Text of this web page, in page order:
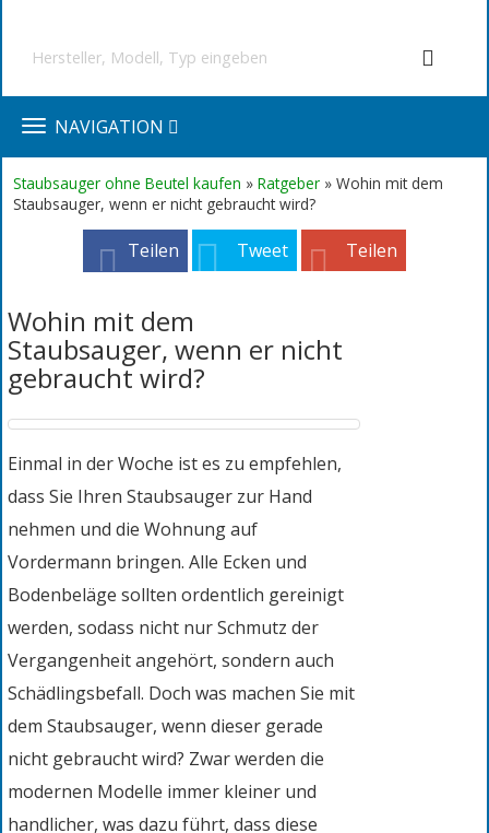
TOGGLE
NAVIGATION
Staubsauger ohne Beutel kaufen » Ratgeber » Wohin mit dem
Staubsauger, wenn er nicht gebraucht wird?
Teilen Tweet Teilen
Wohin mit dem
Staubsauger, wenn er nicht
gebraucht wird?
Einmal in der Woche ist es zu empfehlen,
dass Sie Ihren Staubsauger zur Hand
nehmen und die Wohnung auf
Vordermann bringen. Alle Ecken und
Bodenbeläge sollten ordentlich gereinigt
werden, sodass nicht nur Schmutz der
Vergangenheit angehört, sondern auch
Schädlingsbefall. Doch was machen Sie mit
dem Staubsauger, wenn dieser gerade
nicht gebraucht wird? Zwar werden die
modernen Modelle immer kleiner und
handlicher, was dazu führt, dass diese